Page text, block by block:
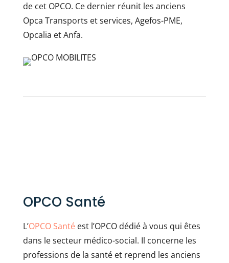
de cet OPCO. Ce dernier réunit les anciens
Opca Transports et services, Agefos-PME,
Opcalia et Anfa.
OPCO Santé
L’OPCO Santéest l’OPCO dédié à vous qui êtes
dans le secteur médico-social. Il concerne les
professions de la santé et reprend les anciens